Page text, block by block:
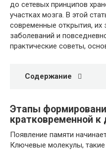
до сетевых принципов
участках мозга. В этой
современные открытия, их
заболеваний и
практические советы,
Содержание
Этапы
кратковременной к
Появление памяти
Ключевые молекулы, такие